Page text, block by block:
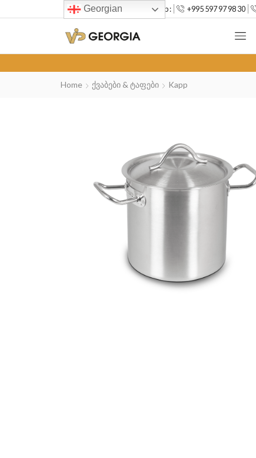
--> Mob : +995 597 97 98 30
Home Ქვაბები & Ტაფები Kapp
Georgian